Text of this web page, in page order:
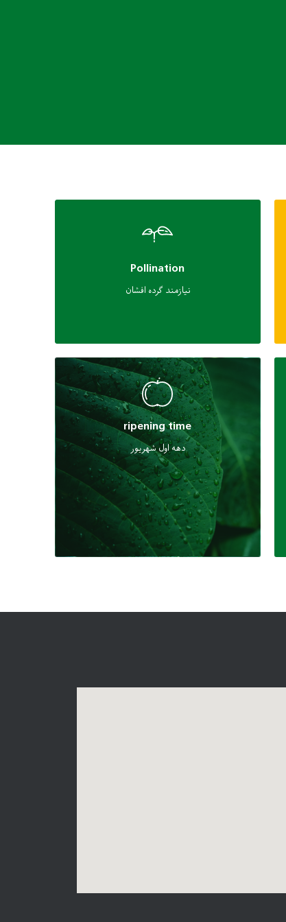
Pollination
نیازمند گرده افشان
ripening time
دهه اول شهریور